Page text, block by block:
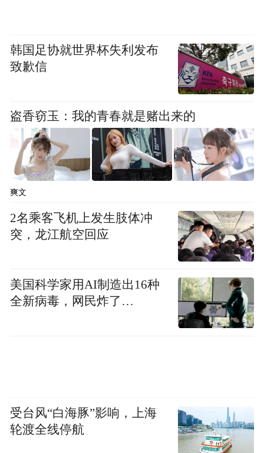
乡村建设及咖啡、茶叶等特色产业发展，实
现消费环境优化与产业高质量发展互促共
赢。如今，“放心消费在海南”已覆盖全省20
多个行业领域，放心消费单位数量达到15.5
万家。
记者了解到，在标准化引领下，海南放心消
费建设实现质效双升，消费环境持续向好。
率达100%，为消费者挽回经济损失5158万
元，切实守护了消费者合法权益。值得一提
的是，放心消费“海南模式”已入选全国优化
消费环境五大典型案例，为全国消费环境建
设提供了可复制、可推广的“海南经验”。
频)为凤凰网旗下自媒体平台“大风号”用户上传并发
布，本平台仅提供信息存储空间服务。
Notice: The content above (including the videos,
pictures and audios if any) is uploaded and posted
韩国足协就世界杯失利发布
致歉信
盗香窃玉：我的青春就是赌出来的
爽文
2名乘客飞机上发生肢体冲
突，龙江航空回应
美国科学家用AI制造出16种
全新病毒，网民炸了…
受台风“白海豚”影响，上海
轮渡全线停航